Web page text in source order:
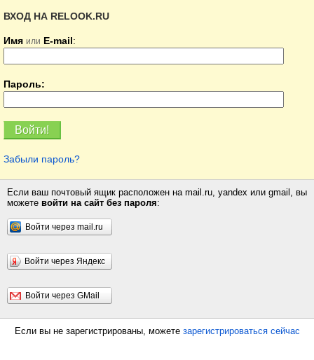
ВХОД НА RELOOK.RU
Имя или E-mail:
Пароль:
Забыли пароль?
Если ваш почтовый ящик расположен на mail.ru, yandex или gmail, вы
можете войти на сайт без пароля:
Войти через mail.ru
Войти через Яндекс
Войти через GMail
Если вы не зарегистрированы, можете зарегистрироваться сейчас